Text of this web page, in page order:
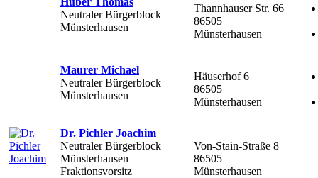
Neutraler Bürgerblock
Münsterhausen
Thannhauser Str. 66
86505
Münsterhausen
Maurer Michael
Neutraler Bürgerblock
Münsterhausen
Häuserhof 6
86505
Münsterhausen
Dr. Pichler Joachim
Neutraler Bürgerblock
Münsterhausen
Fraktionsvorsitz
Von-Stain-Straße 8
86505
Münsterhausen